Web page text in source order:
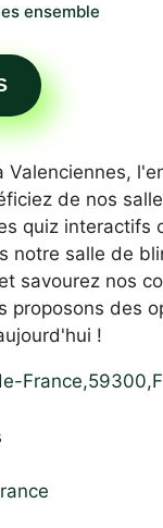
ensemble
Valenciennes,
de nos
quiz interactifs
notre salle de
savourez nos
proposons des
!
France,59300,